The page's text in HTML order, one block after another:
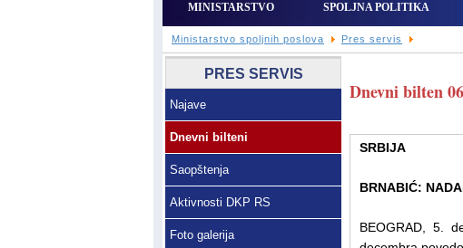
MINISTARSTVO SPOLJNA POLITIKA
Ministarstvo spoljnih poslova Pres servis
PRES SERVIS
Najave
Dnevni bilteni
Saopštenja
Aktivnosti DKP RS
Foto galerija
Dnevni bilten
SRBIJA
BRNABIĆ:
BEOGRAD, 5.